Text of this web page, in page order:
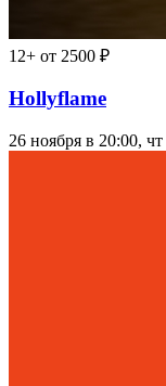
12+ от 2500 ₽
Hollyflame
26 ноября в 20:00, чт